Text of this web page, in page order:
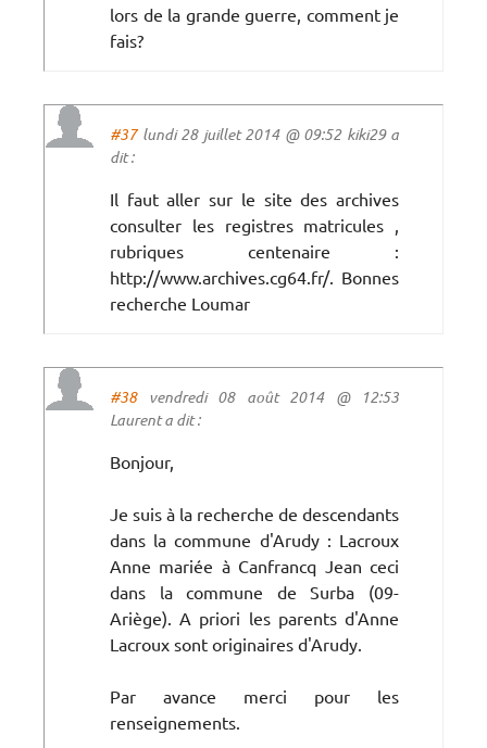
lors de la grande guerre, comment je
fais?
#37lundi 28 juillet 2014 @ 09:52 kiki29 a
dit :
Il faut aller sur le site des archives
consulter les registres matricules ,
rubriques centenaire :
http://www.archives.cg64.fr/. Bonnes
recherche Loumar
#38vendredi 08 août 2014 @ 12:53
Laurent a dit :
Bonjour,
Je suis à la recherche de descendants
dans la commune d'Arudy : Lacroux
Anne mariée à Canfrancq Jean ceci
dans la commune de Surba (09-
Ariège). A priori les parents d'Anne
Lacroux sont originaires d'Arudy.
Par avance merci pour les
renseignements.